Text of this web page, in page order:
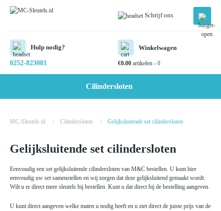
Schrijf ons
Hulp nodig?
0252-823001
Winkelwagen
€0.00 artikelen - 0
Cilindersloten
MC-Sleutels.nl / Cilindersloten / Gelijksluitende set cilindersloten
Gelijksluitende set cilindersloten
Eenvoudig een set gelijksluitende cilindersloten van M&C bestellen. U kunt hier
eenvoudig uw set samenstellen en wij zorgen dat deze gelijksluitend gemaakt wordt.
Wilt u er direct meer sleutels bij bestellen. Kunt u dat direct bij de bestelling aangeven.
U kunt direct aangeven welke maten u nodig heeft en u ziet direct de juiste prijs van de